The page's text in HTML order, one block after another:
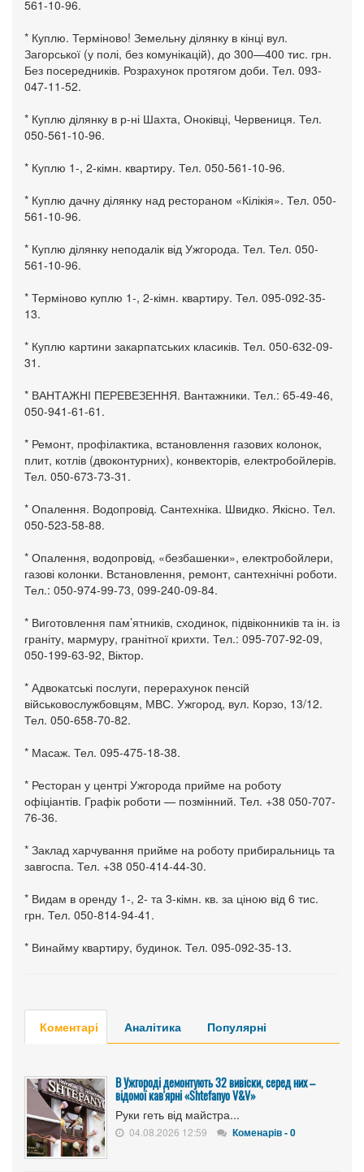
561-10-96.
* Куплю. Терміново! Земельну ділянку в кінці вул.
Загорської (у полі, без комунікацій), до 300—400 тис. грн.
Без посередників. Розрахунок протягом доби. Тел. 093-
047-11-52.
* Куплю ділянку в р-ні Шахта, Оноківці, Червениця. Тел.
050-561-10-96.
* Куплю 1-, 2-кімн. квартиру. Тел. 050-561-10-96.
* Куплю дачну ділянку над рестораном «Кілікія». Тел. 050-
561-10-96.
* Куплю ділянку неподалік від Ужгорода. Тел. Тел. 050-
561-10-96.
* Терміново куплю 1-, 2-кімн. квартиру. Тел. 095-092-35-
13.
* Куплю картини закарпатських класиків. Тел. 050-632-09-
31.
* ВАНТАЖНІ ПЕРЕВЕЗЕННЯ. Вантажники. Тел.: 65-49-46,
050-941-61-61.
* Ремонт, профілактика, встановлення газових колонок,
плит, котлів (двоконтурних), конвекторів, електробойлерів.
Тел. 050-673-73-31.
* Опалення. Водопровід. Сантехніка. Швидко. Якісно. Тел.
050-523-58-88.
* Опалення, водопровід, «безбашенки», електробойлери,
газові колонки. Встановлення, ремонт, сантехнічні роботи.
Тел.: 050-974-99-73, 099-240-09-84.
* Виготовлення пам’ятників, сходинок, підвіконників та ін. із
граніту, мармуру, гранітної крихти. Тел.: 095-707-92-09,
050-199-63-92, Віктор.
* Адвокатські послуги, перерахунок пенсій
військовослужбовцям, МВС. Ужгород, вул. Корзо, 13/12.
Тел. 050-658-70-82.
* Масаж. Тел. 095-475-18-38.
* Ресторан у центрі Ужгорода прийме на роботу
офіціантів. Графік роботи — позмінний. Тел. +38 050-707-
76-36.
* Заклад харчування прийме на роботу прибиральниць та
завгоспа. Тел. +38 050-414-44-30.
* Видам в оренду 1-, 2- та 3-кімн. кв. за ціною від 6 тис.
грн. Тел. 050-814-94-41.
* Винайму квартиру, будинок. Тел. 095-092-35-13.
Коментарі Аналітика Популярні
В Ужгороді демонтують 32 вивіски, серед них –
відомої кав'ярні «Shtefanyo V&V»
Руки геть від майстра...
04.08.2026 12:59 Коменарів - 0